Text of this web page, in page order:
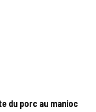
du porc au manioc